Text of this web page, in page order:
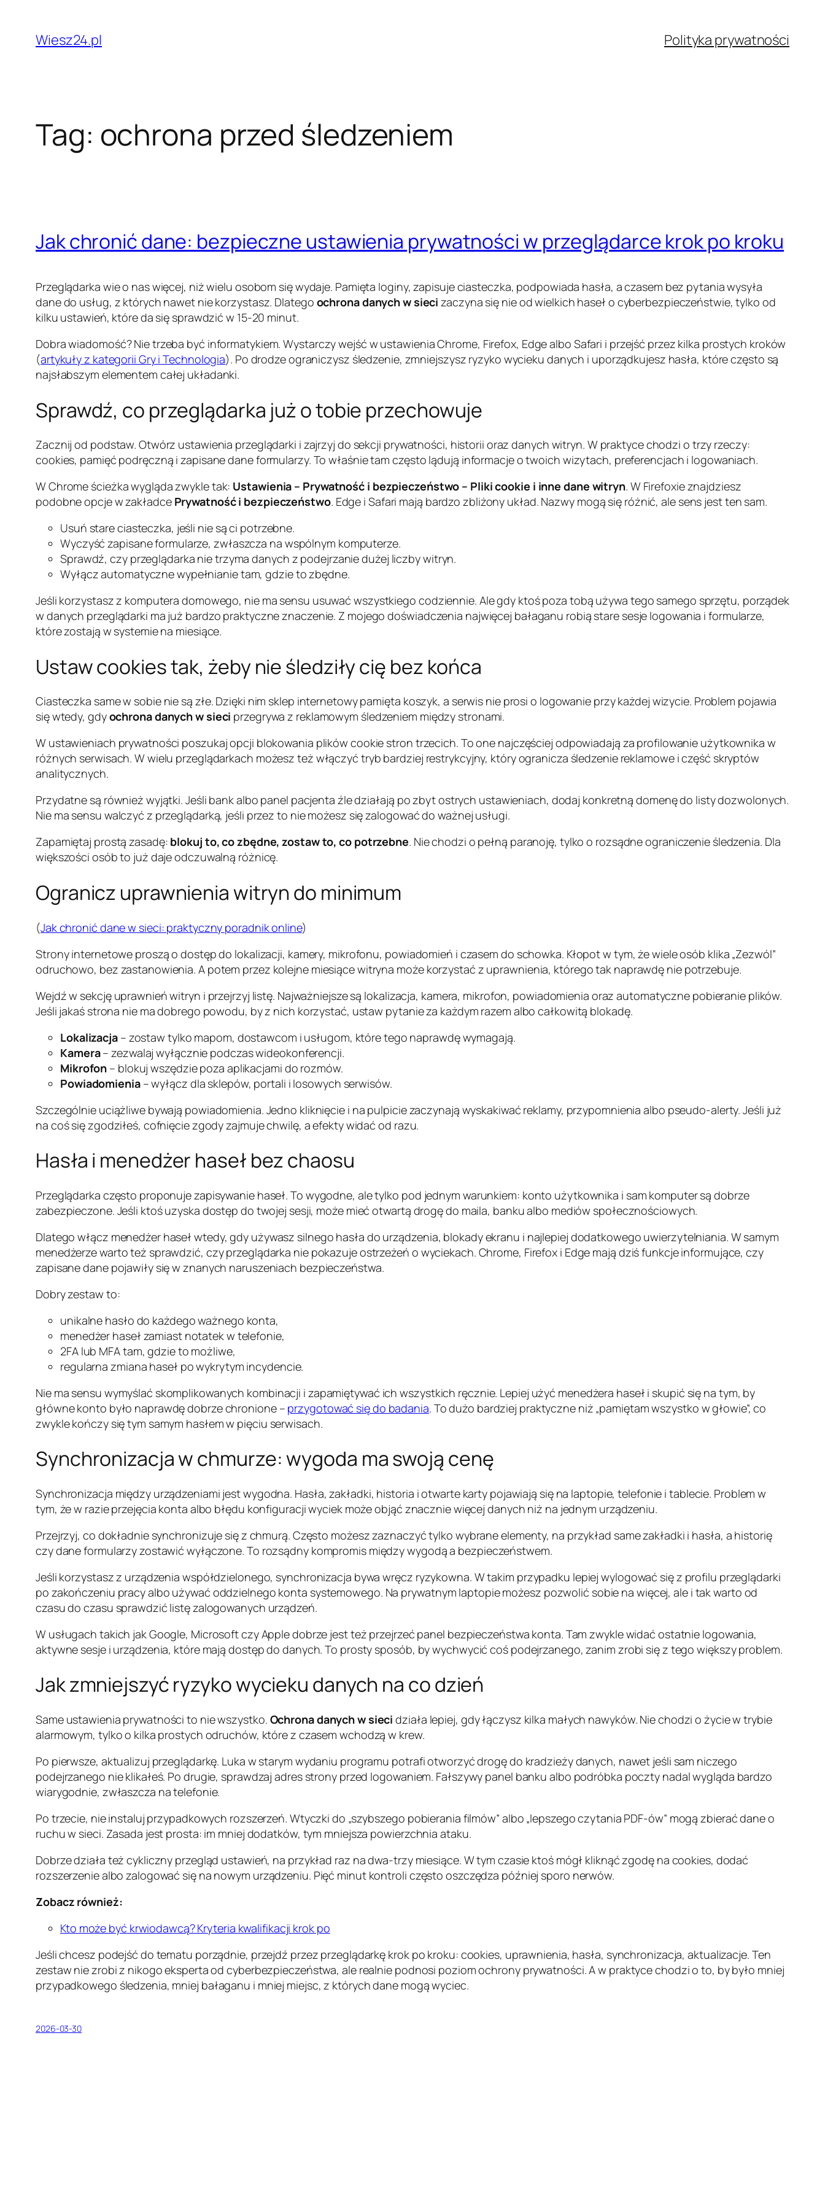
treści
Wiesz24.pl Polityka prywatności
Tag: ochrona przed śledzeniem
Jak chronić dane: bezpieczne ustawienia prywatności w przeglądarce krok po kroku
Przeglądarka wie o nas więcej, niż wielu osobom się wydaje. Pamięta loginy, zapisuje ciasteczka, podpowiada hasła, a czasem bez pytania wysyła
dane do usług, z których nawet nie korzystasz. Dlatego ochrona danych w sieci zaczyna się nie od wielkich haseł o cyberbezpieczeństwie, tylko od
kilku ustawień, które da się sprawdzić w 15-20 minut.
Dobra wiadomość? Nie trzeba być informatykiem. Wystarczy wejść w ustawienia Chrome, Firefox, Edge albo Safari i przejść przez kilka prostych kroków
(artykuły z kategorii Gry i Technologia). Po drodze ograniczysz śledzenie, zmniejszysz ryzyko wycieku danych i uporządkujesz hasła, które często są
najsłabszym elementem całej układanki.
Sprawdź, co przeglądarka już o tobie przechowuje
Zacznij od podstaw. Otwórz ustawienia przeglądarki i zajrzyj do sekcji prywatności, historii oraz danych witryn. W praktyce chodzi o trzy rzeczy:
cookies, pamięć podręczną i zapisane dane formularzy. To właśnie tam często lądują informacje o twoich wizytach, preferencjach i logowaniach.
W Chrome ścieżka wygląda zwykle tak: Ustawienia – Prywatność i bezpieczeństwo – Pliki cookie i inne dane witryn. W Firefoxie znajdziesz
podobne opcje w zakładce Prywatność i bezpieczeństwo. Edge i Safari mają bardzo zbliżony układ. Nazwy mogą się różnić, ale sens jest ten sam.
Usuń stare ciasteczka, jeśli nie są ci potrzebne.
Wyczyść zapisane formularze, zwłaszcza na wspólnym komputerze.
Sprawdź, czy przeglądarka nie trzyma danych z podejrzanie dużej liczby witryn.
Wyłącz automatyczne wypełnianie tam, gdzie to zbędne.
Jeśli korzystasz z komputera domowego, nie ma sensu usuwać wszystkiego codziennie. Ale gdy ktoś poza tobą używa tego samego sprzętu, porządek
w danych przeglądarki ma już bardzo praktyczne znaczenie. Z mojego doświadczenia najwięcej bałaganu robią stare sesje logowania i formularze,
które zostają w systemie na miesiące.
Ustaw cookies tak, żeby nie śledziły cię bez końca
Ciasteczka same w sobie nie są złe. Dzięki nim sklep internetowy pamięta koszyk, a serwis nie prosi o logowanie przy każdej wizycie. Problem pojawia
się wtedy, gdyochrona danych w sieci przegrywa z reklamowym śledzeniem między stronami.
W ustawieniach prywatności poszukaj opcji blokowania plików cookie stron trzecich. To one najczęściej odpowiadają za profilowanie użytkownika w
różnych serwisach. W wielu przeglądarkach możesz też włączyć tryb bardziej restrykcyjny, który ogranicza śledzenie reklamowe i część skryptów
analitycznych.
Przydatne są również wyjątki. Jeśli bank albo panel pacjenta źle działają po zbyt ostrych ustawieniach, dodaj konkretną domenę do listy dozwolonych.
Nie ma sensu walczyć z przeglądarką, jeśli przez to nie możesz się zalogować do ważnej usługi.
Zapamiętaj prostą zasadę: blokuj to, co zbędne, zostaw to, co potrzebne. Nie chodzi o pełną paranoję, tylko o rozsądne ograniczenie śledzenia. Dla
większości osób to już daje odczuwalną różnicę.
Ogranicz uprawnienia witryn do minimum
(Jak chronić dane w sieci: praktyczny poradnik online)
Strony internetowe proszą o dostęp do lokalizacji, kamery, mikrofonu, powiadomień i czasem do schowka. Kłopot w tym, że wiele osób klika „Zezwól”
odruchowo, bez zastanowienia. A potem przez kolejne miesiące witryna może korzystać z uprawnienia, którego tak naprawdę nie potrzebuje.
Wejdź w sekcję uprawnień witryn i przejrzyj listę. Najważniejsze są lokalizacja, kamera, mikrofon, powiadomienia oraz automatyczne pobieranie plików.
Jeśli jakaś strona nie ma dobrego powodu, by z nich korzystać, ustaw pytanie za każdym razem albo całkowitą blokadę.
Lokalizacja– zostaw tylko mapom, dostawcom i usługom, które tego naprawdę wymagają.
Kamera– zezwalaj wyłącznie podczas wideokonferencji.
Mikrofon – blokuj wszędzie poza aplikacjami do rozmów.
Powiadomienia– wyłącz dla sklepów, portali i losowych serwisów.
Szczególnie uciążliwe bywają powiadomienia. Jedno kliknięcie i na pulpicie zaczynają wyskakiwać reklamy, przypomnienia albo pseudo-alerty. Jeśli już
na coś się zgodziłeś, cofnięcie zgody zajmuje chwilę, a efekty widać od razu.
Hasła i menedżer haseł bez chaosu
Przeglądarka często proponuje zapisywanie haseł. To wygodne, ale tylko pod jednym warunkiem: konto użytkownika i sam komputer są dobrze
zabezpieczone. Jeśli ktoś uzyska dostęp do twojej sesji, może mieć otwartą drogę do maila, banku albo mediów społecznościowych.
Dlatego włącz menedżer haseł wtedy, gdy używasz silnego hasła do urządzenia, blokady ekranu i najlepiej dodatkowego uwierzytelniania. W samym
menedżerze warto też sprawdzić, czy przeglądarka nie pokazuje ostrzeżeń o wyciekach. Chrome, Firefox i Edge mają dziś funkcje informujące, czy
zapisane dane pojawiły się w znanych naruszeniach bezpieczeństwa.
Dobry zestaw to:
unikalne hasło do każdego ważnego konta,
menedżer haseł zamiast notatek w telefonie,
2FA lub MFA tam, gdzie to możliwe,
regularna zmiana haseł po wykrytym incydencie.
Nie ma sensu wymyślać skomplikowanych kombinacji i zapamiętywać ich wszystkich ręcznie. Lepiej użyć menedżera haseł i skupić się na tym, by
główne konto było naprawdę dobrze chronione – przygotować się do badania. To dużo bardziej praktyczne niż „pamiętam wszystko w głowie”, co
zwykle kończy się tym samym hasłem w pięciu serwisach.
Synchronizacja w chmurze: wygoda ma swoją cenę
Synchronizacja między urządzeniami jest wygodna. Hasła, zakładki, historia i otwarte karty pojawiają się na laptopie, telefonie i tablecie. Problem w
tym, że w razie przejęcia konta albo błędu konfiguracji wyciek może objąć znacznie więcej danych niż na jednym urządzeniu.
Przejrzyj, co dokładnie synchronizuje się z chmurą. Często możesz zaznaczyć tylko wybrane elementy, na przykład same zakładki i hasła, a historię
czy dane formularzy zostawić wyłączone. To rozsądny kompromis między wygodą a bezpieczeństwem.
Jeśli korzystasz z urządzenia współdzielonego, synchronizacja bywa wręcz ryzykowna. W takim przypadku lepiej wylogować się z profilu przeglądarki
po zakończeniu pracy albo używać oddzielnego konta systemowego. Na prywatnym laptopie możesz pozwolić sobie na więcej, ale i tak warto od
czasu do czasu sprawdzić listę zalogowanych urządzeń.
W usługach takich jak Google, Microsoft czy Apple dobrze jest też przejrzeć panel bezpieczeństwa konta. Tam zwykle widać ostatnie logowania,
aktywne sesje i urządzenia, które mają dostęp do danych. To prosty sposób, by wychwycić coś podejrzanego, zanim zrobi się z tego większy problem.
Jak zmniejszyć ryzyko wycieku danych na co dzień
Same ustawienia prywatności to nie wszystko. Ochrona danych w sieci działa lepiej, gdy łączysz kilka małych nawyków. Nie chodzi o życie w trybie
alarmowym, tylko o kilka prostych odruchów, które z czasem wchodzą w krew.
Po pierwsze, aktualizuj przeglądarkę. Luka w starym wydaniu programu potrafi otworzyć drogę do kradzieży danych, nawet jeśli sam niczego
podejrzanego nie klikałeś. Po drugie, sprawdzaj adres strony przed logowaniem. Fałszywy panel banku albo podróbka poczty nadal wygląda bardzo
wiarygodnie, zwłaszcza na telefonie.
Po trzecie, nie instaluj przypadkowych rozszerzeń. Wtyczki do „szybszego pobierania filmów” albo „lepszego czytania PDF-ów” mogą zbierać dane o
ruchu w sieci. Zasada jest prosta: im mniej dodatków, tym mniejsza powierzchnia ataku.
Dobrze działa też cykliczny przegląd ustawień, na przykład raz na dwa-trzy miesiące. W tym czasie ktoś mógł kliknąć zgodę na cookies, dodać
rozszerzenie albo zalogować się na nowym urządzeniu. Pięć minut kontroli często oszczędza później sporo nerwów.
Zobacz również:
Kto może być krwiodawcą? Kryteria kwalifikacji krok po
Jeśli chcesz podejść do tematu porządnie, przejdź przez przeglądarkę krok po kroku: cookies, uprawnienia, hasła, synchronizacja, aktualizacje. Ten
zestaw nie zrobi z nikogo eksperta od cyberbezpieczeństwa, ale realnie podnosi poziom ochrony prywatności. A w praktyce chodzi o to, by było mniej
przypadkowego śledzenia, mniej bałaganu i mniej miejsc, z których dane mogą wyciec.
2026-03-30